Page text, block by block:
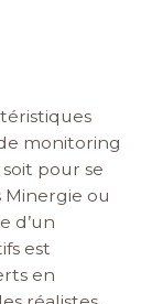
monitoring
pour se
Minergie ou
d’un
est
en